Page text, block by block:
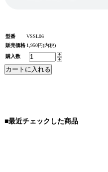
型番
VSSL06
販売価格 1,950円(内税)
購入数
■最近チェックした商品